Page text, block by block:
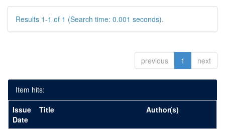
Results 1-1 of 1 (Search time: 0.001 seconds).
previous 1 next
Item hits:
Issue
Date
Title Author(s)